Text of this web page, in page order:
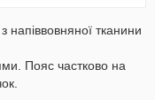
напіввовняної тканини
Пояс частково на